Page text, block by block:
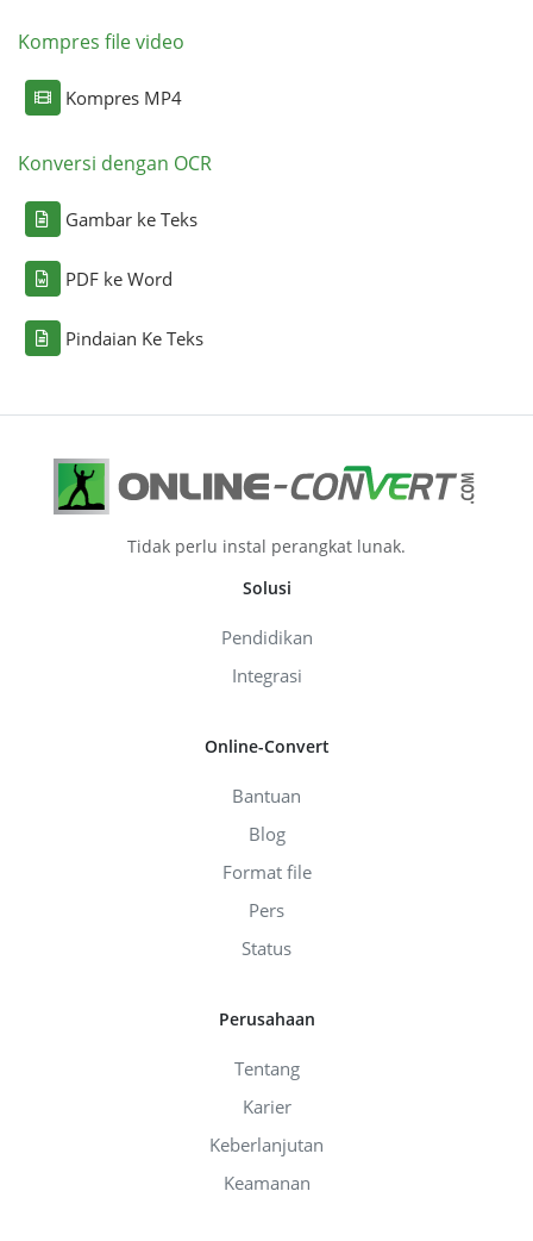
Kompres file video
Kompres MP4
Konversi dengan OCR
Gambar ke Teks
PDF ke Word
Pindaian Ke Teks
Tidak perlu instal perangkat lunak.
Solusi
Pendidikan
Integrasi
Online-Convert
Bantuan
Blog
Format file
Pers
Status
Perusahaan
Tentang
Karier
Keberlanjutan
Keamanan